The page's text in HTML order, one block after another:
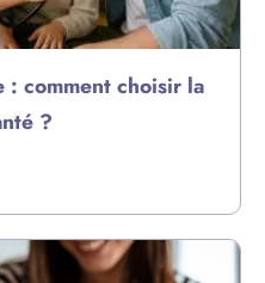
comment choisir la
?